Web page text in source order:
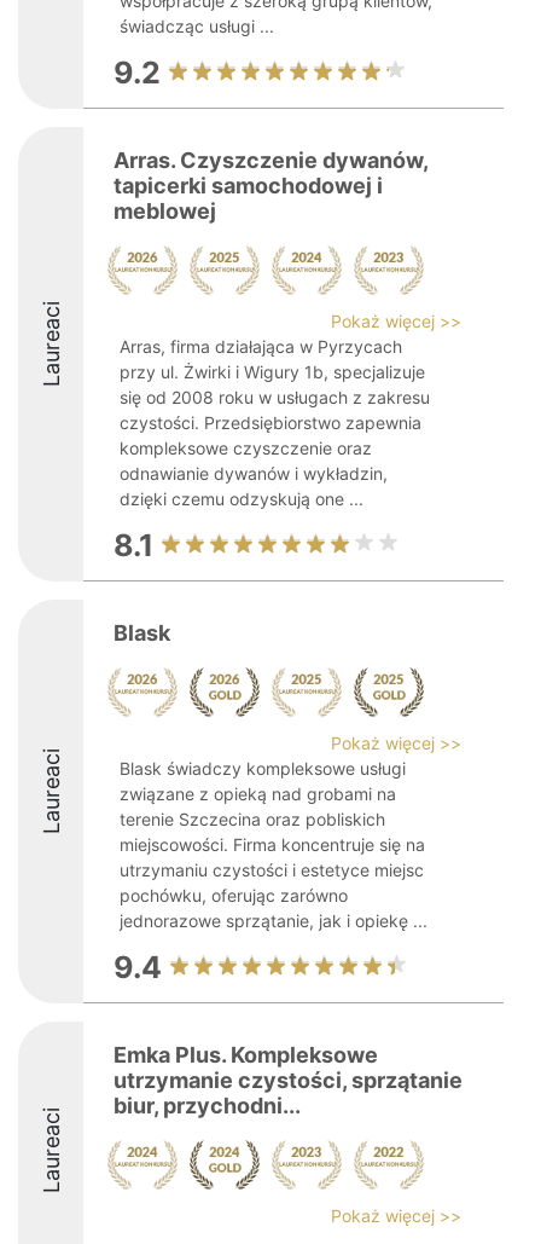
świadcząc usługi ...
9.2
Laureaci
Arras. Czyszczenie dywanów,
tapicerki samochodowej i
meblowej
Pokaż więcej >>
Arras, firma działająca w Pyrzycach
przy ul. Żwirki i Wigury 1b, specjalizuje
się od 2008 roku w usługach z zakresu
czystości. Przedsiębiorstwo zapewnia
kompleksowe czyszczenie oraz
odnawianie dywanów i wykładzin,
dzięki czemu odzyskują one ...
8.1
Laureaci
Blask
Pokaż więcej >>
Blask świadczy kompleksowe usługi
związane z opieką nad grobami na
terenie Szczecina oraz pobliskich
miejscowości. Firma koncentruje się na
utrzymaniu czystości i estetyce miejsc
pochówku, oferując zarówno
jednorazowe sprzątanie, jak i opiekę ...
9.4
Laureaci
Emka Plus. Kompleksowe
utrzymanie czystości, sprzątanie
biur, przychodni...
Pokaż więcej >>